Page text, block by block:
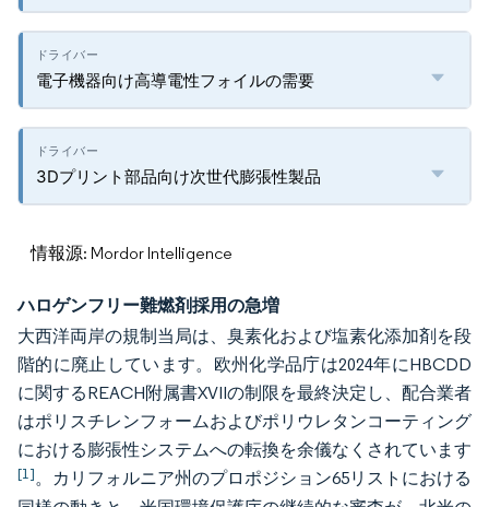
電子機器向け高導電性フォイルの需要
3Dプリント部品向け次世代膨張性製品
情報源: Mordor Intelligence
ハロゲンフリー難燃剤採用の急増
大西洋両岸の規制当局は、臭素化および塩素化添加剤を段
階的に廃止しています。欧州化学品庁は2024年にHBCDD
に関するREACH附属書XVIIの制限を最終決定し、配合業者
はポリスチレンフォームおよびポリウレタンコーティング
における膨張性システムへの転換を余儀なくされています
[1]。カリフォルニア州のプロポジション65リストにおける